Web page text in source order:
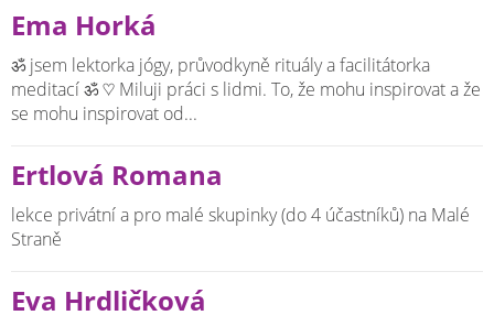
Ema Horká
ॐ jsem lektorka jógy, průvodkyně rituály a facilitátorka
meditací ॐ ♡ Miluji práci s lidmi. To, že mohu inspirovat a že
se mohu inspirovat od...
Ertlová Romana
lekce privátní a pro malé skupinky (do 4 účastníků) na Malé
Straně
Eva Hrdličková